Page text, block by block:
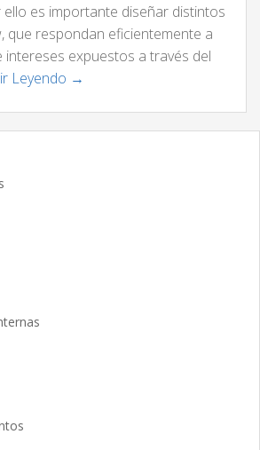
es importante diseñar distintos
que respondan eficientemente a
intereses expuestos a través del
Leyendo →